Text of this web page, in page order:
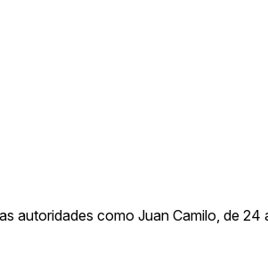
autoridades como Juan Camilo, de